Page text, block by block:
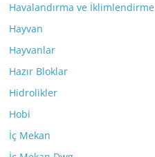
Havalandırma ve İklimlendirme
Hayvan
Hayvanlar
Hazır Bloklar
Hidrolikler
Hobi
İç Mekan